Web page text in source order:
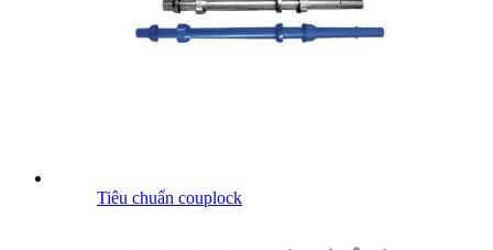
Tiêu chuẩn couplock